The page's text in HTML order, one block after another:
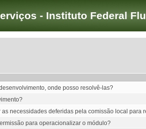
- Instituto Federal
onde posso resolvê-las?
necessidades deferidas pela comissão local
para operacionalizar o módulo?